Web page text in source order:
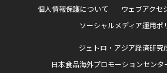
個人情報保護について
ウェブアクセ
ソーシャルメディア運用ポ
ジェトロ・アジア経済研究
日本食品海外プロモーションセンタ